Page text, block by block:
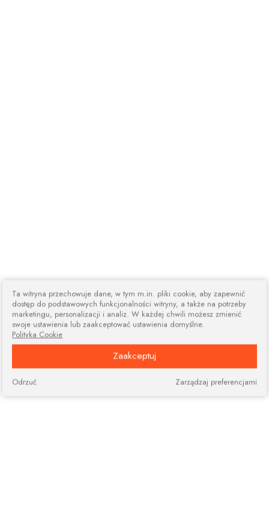
Ta witryna przechowuje dane, w tym m.in. pliki cookie, aby zapewnić
dostęp do podstawowych funkcjonalności witryny, a także na potrzeby
marketingu, personalizacji i analiz. W każdej chwili możesz zmienić
swoje ustawienia lub zaakceptować ustawienia domyślne.
Polityka Cookie
Zaakceptuj
Zarządzaj preferencjami
Odrzuć